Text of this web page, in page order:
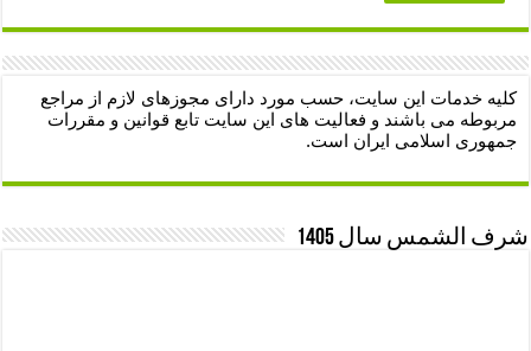
کلیه خدمات این سایت، حسب مورد دارای مجوزهای لازم از مراجع
مربوطه می باشند و فعالیت های این سایت تابع قوانین و مقررات
جمهوری اسلامی ایران است.
شرف الشمس سال 1405